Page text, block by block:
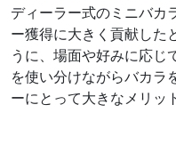
ディーラー式のミニバカ
ー獲得に大きく貢献した
うに、場面や好みに応じ
を使い分けながらバカラ
ーにとって大きなメリッ